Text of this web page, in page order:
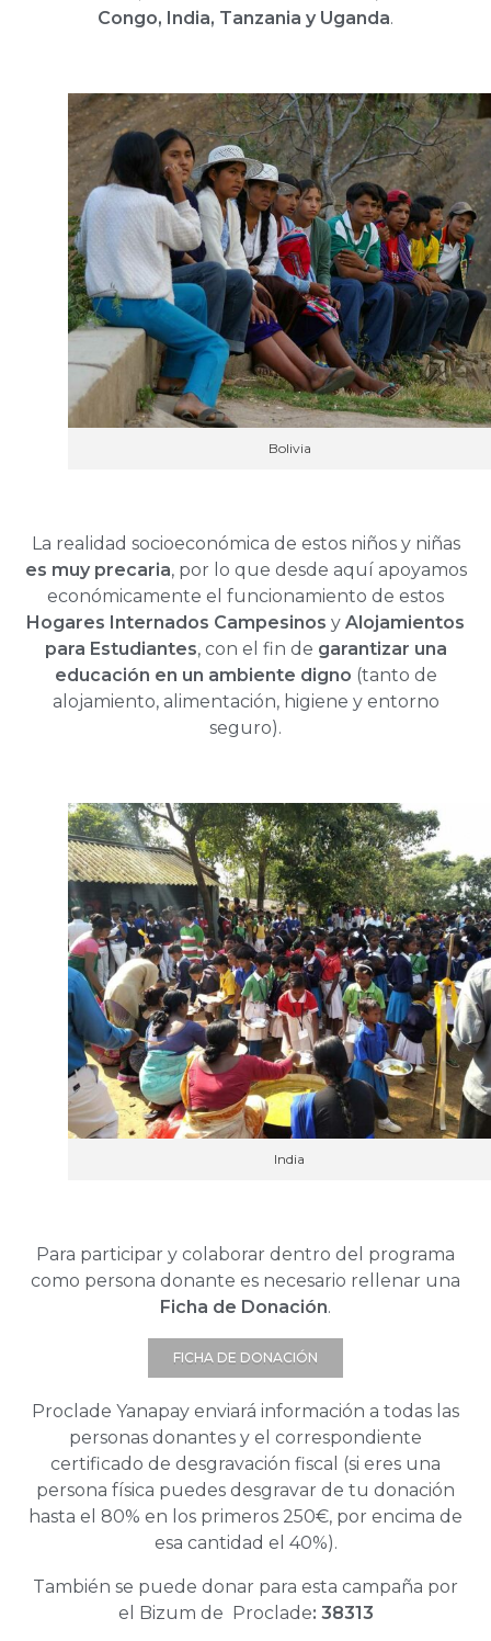
Congo, India, Tanzania y Uganda.
Bolivia
La realidad socioeconómica de estos niños y niñas
es muy precaria, por lo que desde aquí apoyamos
económicamente el funcionamiento de estos
Hogares Internados Campesinos y Alojamientos
para Estudiantes, con el fin de garantizar una
educación en un ambiente digno (tanto de
alojamiento, alimentación, higiene y entorno
seguro).
India
Para participar y colaborar dentro del programa
como persona donante es necesario rellenar una
Ficha de Donación.
FICHA DE DONACIÓN
Proclade Yanapay enviará información a todas las
personas donantes y el correspondiente
certificado de desgravación fiscal (si eres una
persona física puedes desgravar de tu donación
hasta el 80% en los primeros 250€, por encima de
esa cantidad el 40%).
También se puede donar para esta campaña por
el Bizum de Proclade: 38313